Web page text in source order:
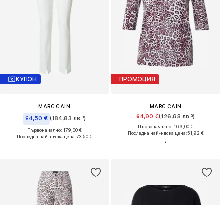
КУПОН
MARC CAIN
94,50 € (184,83 лв.³)
Първоначално: 179,00 €
Последна най-ниска цена:73,50 €
ПРОМОЦИЯ
MARC CAIN
64,90 €(126,93 лв.³)
Първоначално: 169,00 €
Последна най-ниска цена:51,92 €